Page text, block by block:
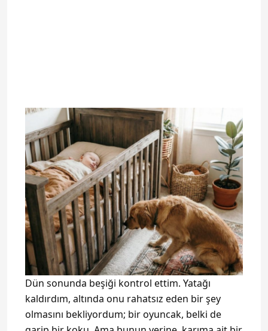
Dün sonunda beşiği kontrol ettim. Yatağı
kaldırdım, altında onu rahatsız eden bir şey
olmasını bekliyordum; bir oyuncak, belki de